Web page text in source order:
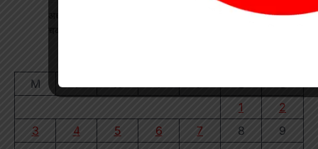
अधीक्षिका को हटाने की मांग पर छात्राओं का फूटा गुस्सा, NH-130 पर
M
1
2
3
4 5 6 7 8
9